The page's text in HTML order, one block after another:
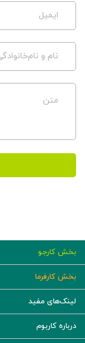
ایمیل
نام و
متن
بخش کارجو
بخش کارفرما
لینک‌های مفید
درباره کاربوم